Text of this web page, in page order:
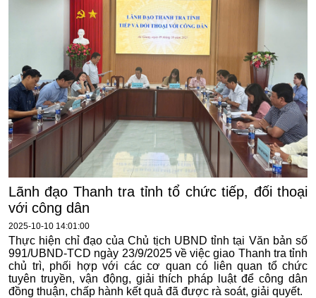
Lãnh đạo Thanh tra tỉnh tổ chức tiếp, đối thoại
với công dân
2025-10-10 14:01:00
Thực hiện chỉ đạo của Chủ tịch UBND tỉnh tại Văn bản số
991/UBND-TCD ngày 23/9/2025 về việc giao Thanh tra tỉnh
chủ trì, phối hợp với các cơ quan có liên quan tổ chức
tuyên truyền, vận động, giải thích pháp luật để công dân
đồng thuận, chấp hành kết quả đã được rà soát, giải quyết.